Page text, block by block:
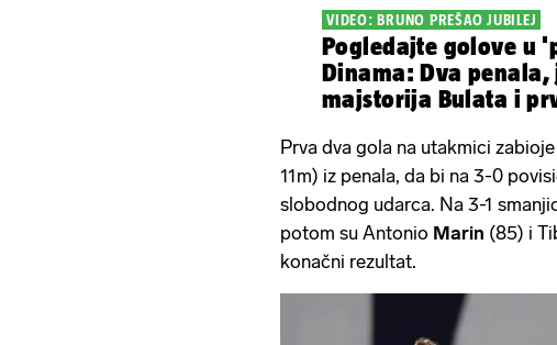
VIDEO: BRUNO PREŠAO JUBILEJ
Pogledajte golove u
Dinama: Dva penala,
majstorija Bulata i
Prva dva gola na utakmici zabioje
11m) iz penala, da bi na 3-0
slobodnog udarca. Na 3-1
potom su Antonio Marin (85) i
konačni rezultat.